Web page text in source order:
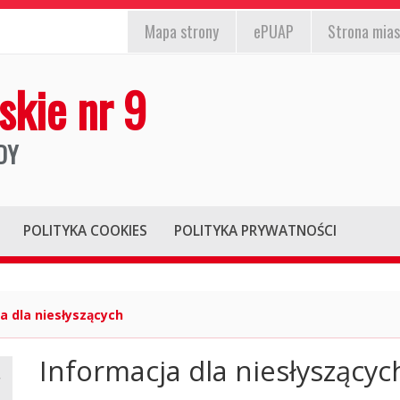
EPUAP,
miasta,
mapa
strony
Mapa strony ePUAP Strona
nr 9
POLITYKA COOKIES POLITYKA PRYWATNOŚCI
dla niesłyszących
Główna
treść
Informacja dla